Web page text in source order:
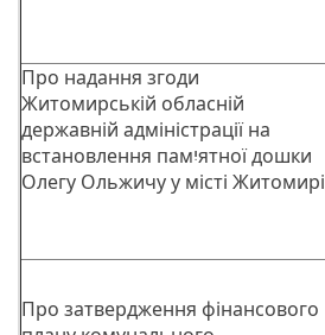
Про надання згоди
Житомирській обласній
державній адміністрації на
встановлення памיִятної дошки
Олегу Ольжичу у місті Житомирі
Про затвердження фінансового